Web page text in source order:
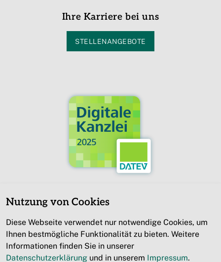
Nutzung von Cookies
Diese Webseite verwendet nur notwendige Cookies, um
Ihnen bestmögliche Funktionalität zu bieten. Weitere
Informationen finden Sie in unserer
Datenschutzerklärung und in unserem Impressum.
Ihre Karriere bei uns
STELLENANGEBOTE
Impressum